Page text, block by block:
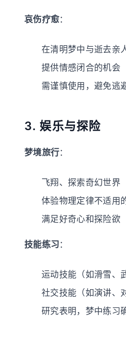
哀伤疗愈：
在清明梦中与逝去亲
提供情感闭合的机会
需谨慎使用，避免逃
3. 娱乐与探险
梦境旅行：
飞翔、探索奇幻世界
体验物理定律不适用
满足好奇心和探险欲
技能练习 ：
运动技能（如滑雪、
社交技能（如演讲、
研究表明，梦中练习